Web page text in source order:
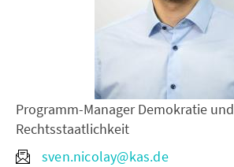
Programm-Manager Demokratie und
Rechtsstaatlichkeit
sven.nicolay@kas.de